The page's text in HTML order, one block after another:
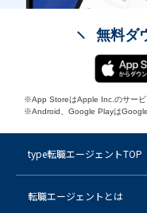
無料ダ
※App StoreはApple Inc.のサービ
※Android、Google Playは
type転職エージェントTOP
転職エージェントとは